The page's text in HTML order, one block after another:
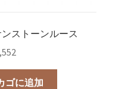
ストーンルース
ゴに追加